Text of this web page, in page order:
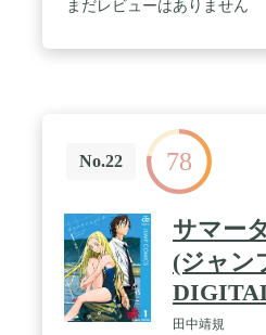
まだレビューはありません
No.22 78
サマー
(ジャン
田中靖規